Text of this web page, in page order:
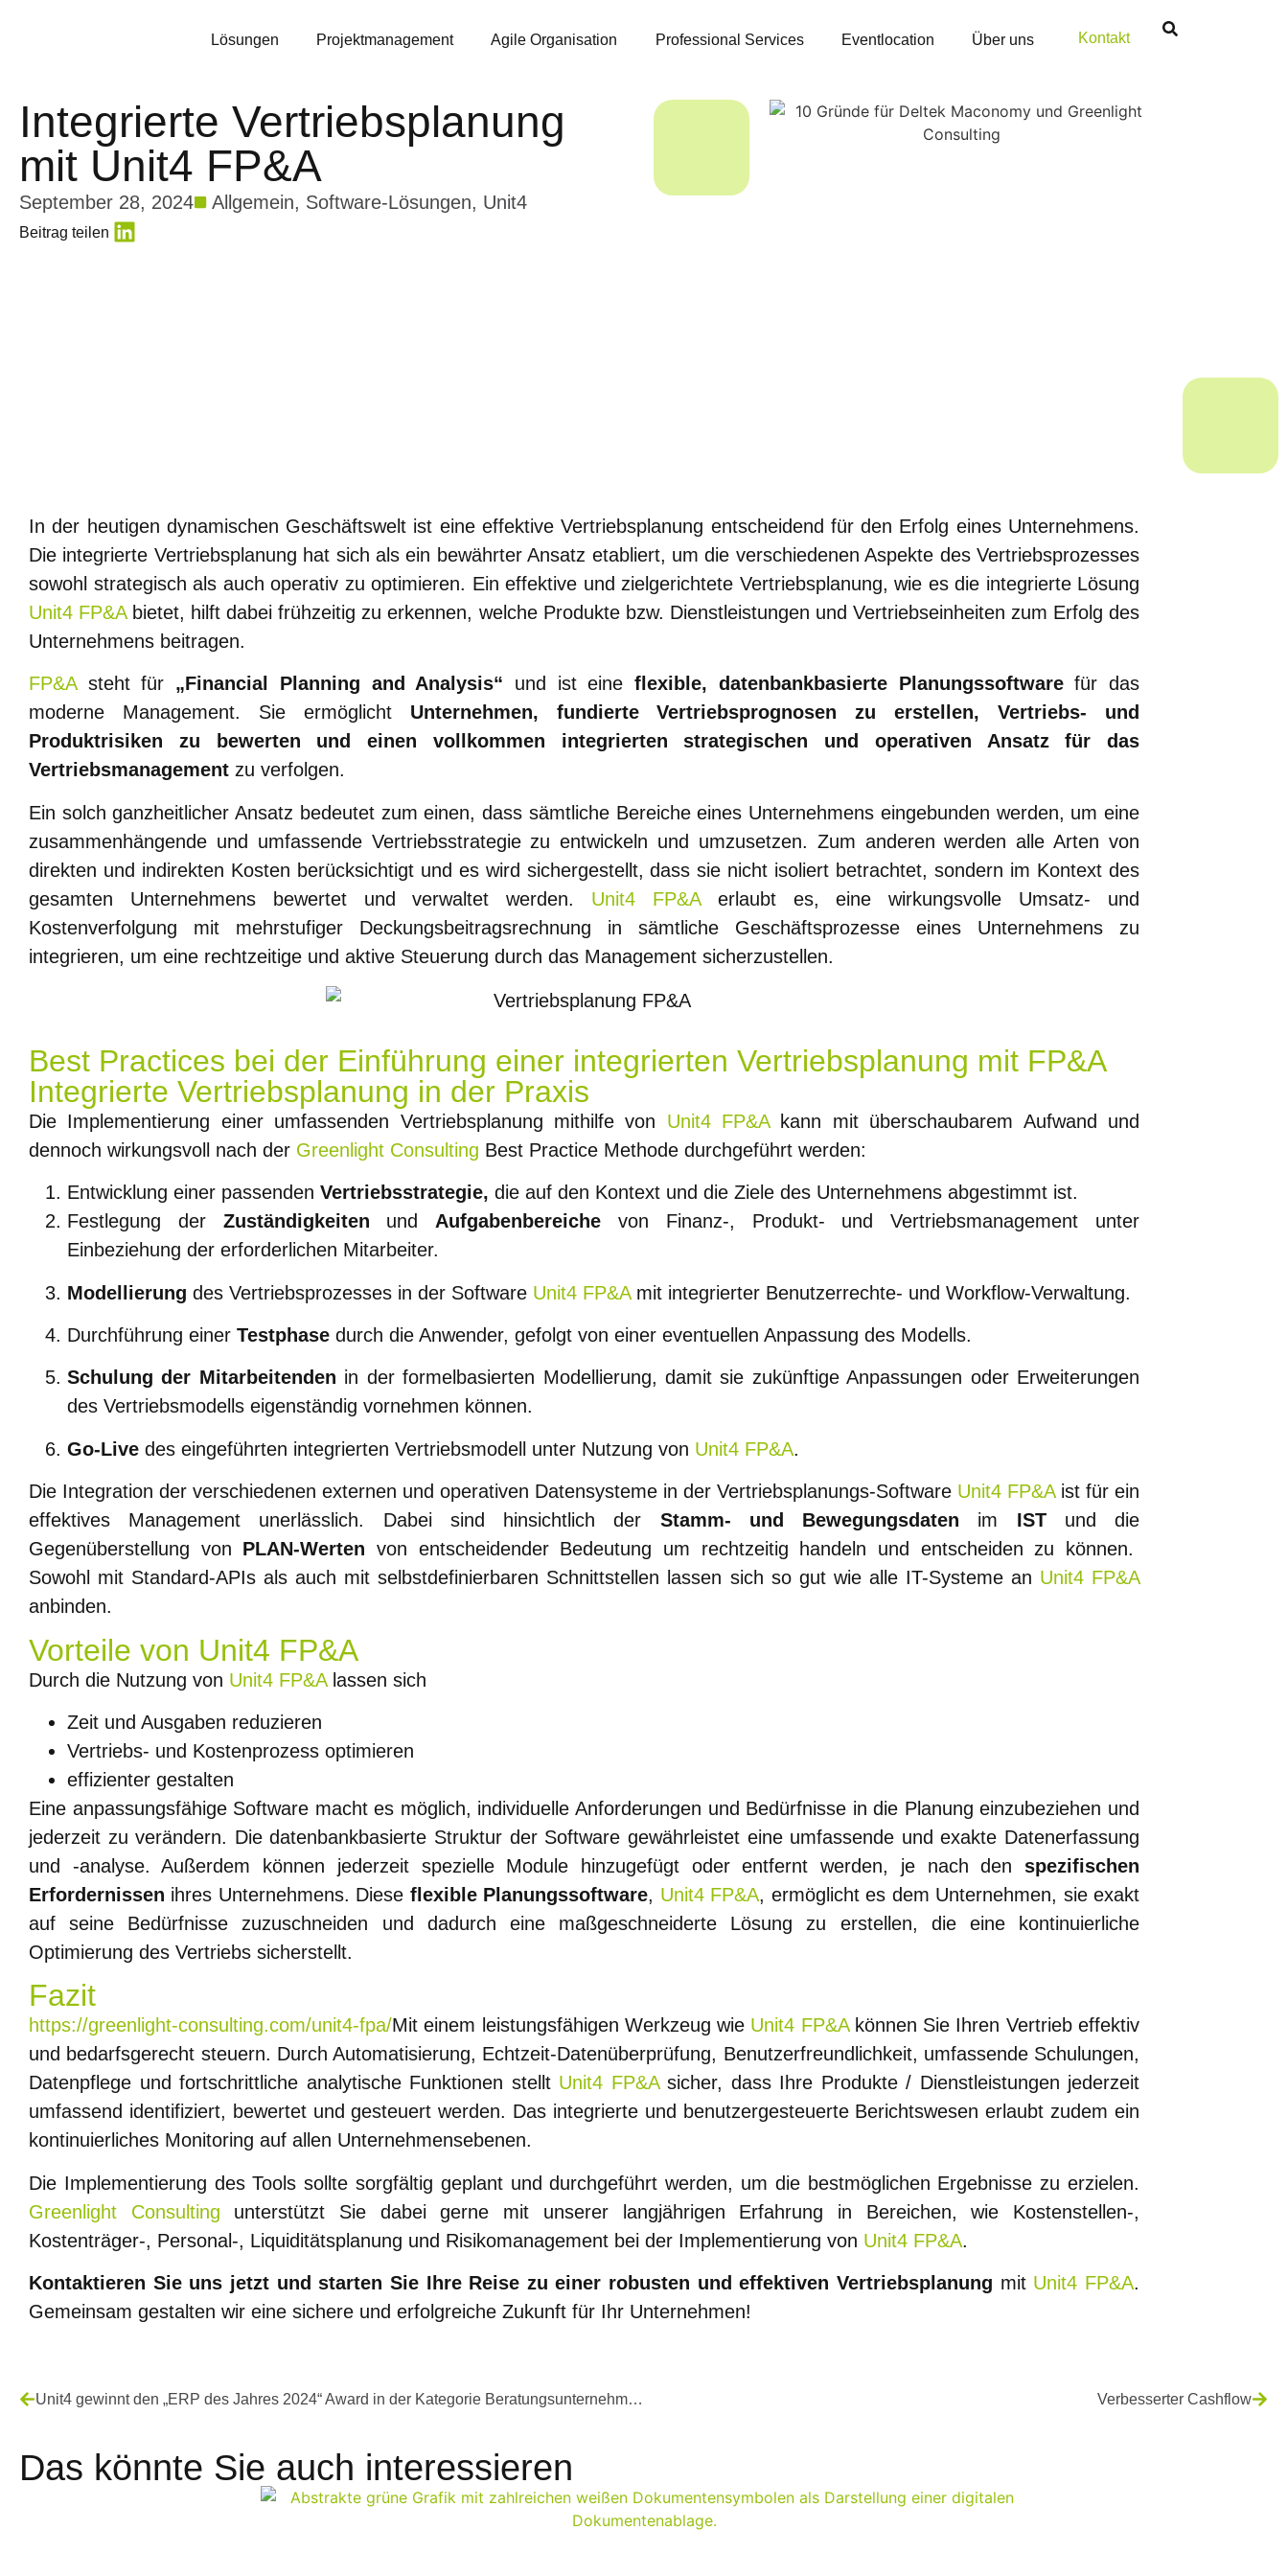
Lösungen Projektmanagement Agile Organisation Professional Services Eventlocation Über uns Kontakt
Integrierte Vertriebsplanung
mit Unit4 FP&A
September 28, 2024 Allgemein, Software-Lösungen, Unit4
Beitrag teilen
In der heutigen dynamischen Geschäftswelt ist eine effektive Vertriebsplanung entscheidend für den Erfolg eines Unternehmens.
Die integrierte Vertriebsplanung hat sich als ein bewährter Ansatz etabliert, um die verschiedenen Aspekte des Vertriebsprozesses
sowohl strategisch als auch operativ zu optimieren. Ein effektive und zielgerichtete Vertriebsplanung, wie es die integrierte Lösung
Unit4 FP&Abietet, hilft dabei frühzeitig zu erkennen, welche Produkte bzw. Dienstleistungen und Vertriebseinheiten zum Erfolg des
Unternehmens beitragen.
FP&Asteht für „Financial Planning and Analysis“ und ist eine flexible, datenbankbasierte Planungssoftwarefür das
moderne Management. Sie ermöglicht Unternehmen, fundierte Vertriebsprognosen zu erstellen, Vertriebs- und
Produktrisiken zu bewerten und einen vollkommen integrierten strategischen und operativen Ansatz für das
Vertriebsmanagement zu verfolgen.
Ein solch ganzheitlicher Ansatz bedeutet zum einen, dass sämtliche Bereiche eines Unternehmens eingebunden werden, um eine
zusammenhängende und umfassende Vertriebsstrategie zu entwickeln und umzusetzen. Zum anderen werden alle Arten von
direkten und indirekten Kosten berücksichtigt und es wird sichergestellt, dass sie nicht isoliert betrachtet, sondern im Kontext des
gesamten Unternehmens bewertet und verwaltet werden. Unit4 FP&Aerlaubt es, eine wirkungsvolle Umsatz- und
Kostenverfolgung mit mehrstufiger Deckungsbeitragsrechnung in sämtliche Geschäftsprozesse eines Unternehmens zu
integrieren, um eine rechtzeitige und aktive Steuerung durch das Management sicherzustellen.
Best Practices bei der Einführung einer integrierten Vertriebsplanung mit FP&A
Integrierte Vertriebsplanung in der Praxis
Die Implementierung einer umfassenden Vertriebsplanung mithilfe von Unit4 FP&Akann mit überschaubarem Aufwand und
dennoch wirkungsvoll nach der Greenlight Consulting Best Practice Methode durchgeführt werden:
Entwicklung einer passenden Vertriebsstrategie, die auf den Kontext und die Ziele des Unternehmens abgestimmt ist.
Festlegung der Zuständigkeiten und Aufgabenbereiche von Finanz-, Produkt- und Vertriebsmanagement unter
Einbeziehung der erforderlichen Mitarbeiter.
Modellierung des Vertriebsprozesses in der Software Unit4 FP&Amit integrierter Benutzerrechte- und Workflow-Verwaltung.
Durchführung einer Testphase durch die Anwender, gefolgt von einer eventuellen Anpassung des Modells.
Schulung der Mitarbeitenden in der formelbasierten Modellierung, damit sie zukünftige Anpassungen oder Erweiterungen
des Vertriebsmodells eigenständig vornehmen können.
Go-Live des eingeführten integrierten Vertriebsmodell unter Nutzung von Unit4 FP&A.
Die Integration der verschiedenen externen und operativen Datensysteme in der Vertriebsplanungs-Software Unit4 FP&Aist für ein
effektives Management unerlässlich. Dabei sind hinsichtlich der Stamm- und Bewegungsdaten im ISTund die
Gegenüberstellung von PLAN-Werten von entscheidender Bedeutung um rechtzeitig handeln und entscheiden zu können.
Sowohl mit Standard-APIs als auch mit selbstdefinierbaren Schnittstellen lassen sich so gut wie alle IT-Systeme an Unit4 FP&A
anbinden.
Vorteile von Unit4 FP&A
Durch die Nutzung von Unit4 FP&Alassen sich
Zeit und Ausgaben reduzieren
Vertriebs- und Kostenprozess optimieren
effizienter gestalten
Eine anpassungsfähige Software macht es möglich, individuelle Anforderungen und Bedürfnisse in die Planung einzubeziehen und
jederzeit zu verändern. Die datenbankbasierte Struktur der Software gewährleistet eine umfassende und exakte Datenerfassung
und -analyse. Außerdem können jederzeit spezielle Module hinzugefügt oder entfernt werden, je nach den spezifischen
Erfordernissen ihres Unternehmens. Diese flexible Planungssoftware, Unit4 FP&A, ermöglicht es dem Unternehmen, sie exakt
auf seine Bedürfnisse zuzuschneiden und dadurch eine maßgeschneiderte Lösung zu erstellen, die eine kontinuierliche
Optimierung des Vertriebs sicherstellt.
Fazit
https://greenlight-consulting.com/unit4-fpa/Mit einem leistungsfähigen Werkzeug wie Unit4 FP&Akönnen Sie Ihren Vertrieb effektiv
und bedarfsgerecht steuern. Durch Automatisierung, Echtzeit-Datenüberprüfung, Benutzerfreundlichkeit, umfassende Schulungen,
Datenpflege und fortschrittliche analytische Funktionen stellt Unit4 FP&Asicher, dass Ihre Produkte / Dienstleistungen jederzeit
umfassend identifiziert, bewertet und gesteuert werden. Das integrierte und benutzergesteuerte Berichtswesen erlaubt zudem ein
kontinuierliches Monitoring auf allen Unternehmensebenen.
Die Implementierung des Tools sollte sorgfältig geplant und durchgeführt werden, um die bestmöglichen Ergebnisse zu erzielen.
Greenlight Consulting unterstützt Sie dabei gerne mit unserer langjährigen Erfahrung in Bereichen, wie Kostenstellen-,
Kostenträger-, Personal-, Liquiditätsplanung und Risikomanagement bei der Implementierung von Unit4 FP&A.
Kontaktieren Sie uns jetzt und starten Sie Ihre Reise zu einer robusten und effektiven Vertriebsplanung mit Unit4 FP&A.
Gemeinsam gestalten wir eine sichere und erfolgreiche Zukunft für Ihr Unternehmen!
Unit4 gewinnt den „ERP des Jahres 2024“ Award in der Kategorie Beratungsunternehmen Verbesserter Cashflow
Das könnte Sie auch interessieren